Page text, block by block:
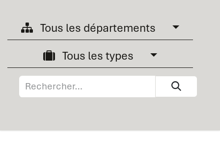
Tous les départements
Tous les types